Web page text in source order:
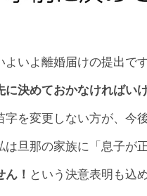
よいよ離婚届けの提出です
に決めておかなければい
字を変更しない方が、今
は旦那の家族に「息子が
ん！ という決意表明も込